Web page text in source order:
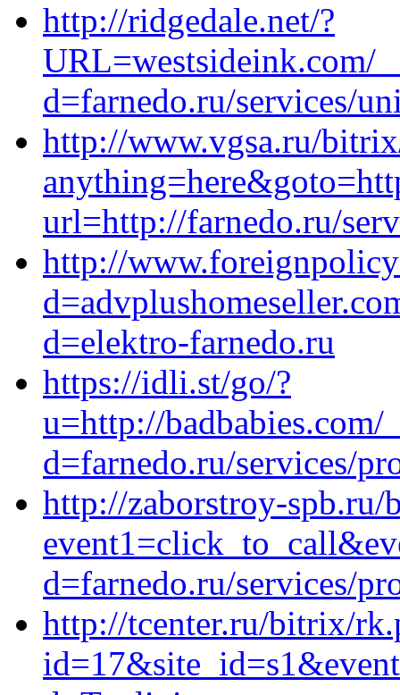
http://ridgedale.net/?
URL=westsideink.com/
d=farnedo.ru/services/
http://www.vgsa.ru/
url=http://farnedo.ru/
http://
d=elektro-farnedo.ru
https://idli.st/go/?
u=http://badbabies.com/
d=farnedo.ru/services/
http://zaborstroy-
d=farnedo.ru/services/
http://tcenter.ru/bitrix/